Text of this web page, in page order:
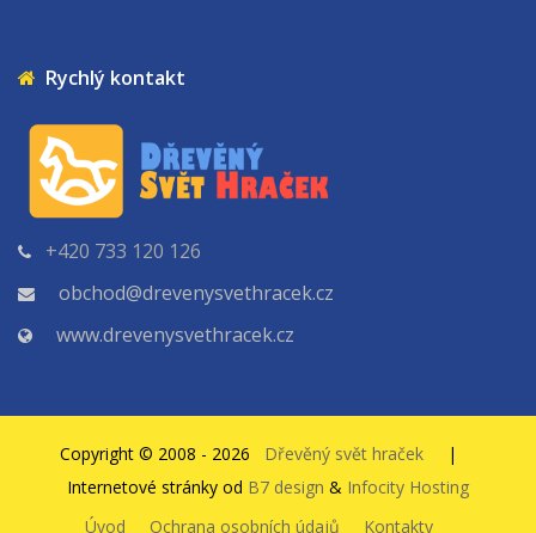
Rychlý kontakt
+420 733 120 126
obchod@drevenysvethracek.cz
www.drevenysvethracek.cz
Copyright © 2008 - 2026 Dřevěný svět hraček |
Internetové stránky od B7 design & Infocity Hosting
Úvod
Ochrana osobních údajů Kontakty